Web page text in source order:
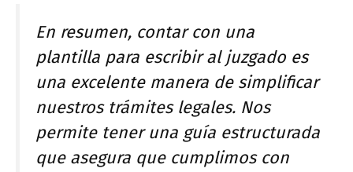
En resumen, contar con una
plantilla para escribir al juzgado es
una excelente manera de simplificar
nuestros trámites legales. Nos
permite tener una guía estructurada
que asegura que cumplimos con